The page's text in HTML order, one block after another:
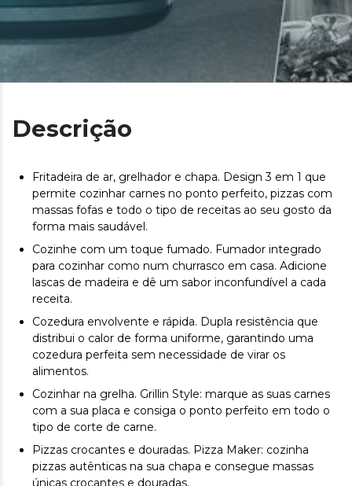
Descrição
Fritadeira de ar, grelhador e chapa. Design 3 em 1 que
permite cozinhar carnes no ponto perfeito, pizzas com
massas fofas e todo o tipo de receitas ao seu gosto da
forma mais saudável.
Cozinhe com um toque fumado. Fumador integrado
para cozinhar como num churrasco em casa. Adicione
lascas de madeira e dê um sabor inconfundível a cada
receita.
Cozedura envolvente e rápida. Dupla resistência que
distribui o calor de forma uniforme, garantindo uma
cozedura perfeita sem necessidade de virar os
alimentos.
Cozinhar na grelha. Grillin Style: marque as suas carnes
com a sua placa e consiga o ponto perfeito em todo o
tipo de corte de carne.
Pizzas crocantes e douradas. Pizza Maker: cozinha
pizzas autênticas na sua chapa e consegue massas
únicas crocantes e douradas.